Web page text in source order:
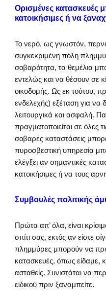
Ορισμένες κατασκευές
κατοικήσιμες ή να
Το νερό, ως γνωστόν,
συγκεκριμένη πόλη
σοβαρότητα, τα θεμέλια
εντελώς και να θέσουν σε
οικοδομής. Ως εκ τούτου,
ενδελεχής) εξέταση για να
λειτουργικά και ασφαλή.
πραγματοποιείται σε όλες
σοβαρές καταστάσεις
πυροσβεστική υπηρεσία
ελέγξει αν σημαντικές
κατοικήσιμες ή να τους
Συμβουλές πολιτικής
Πρώτα απ’ όλα, είναι
σπίτι σας, εκτός αν είστε
πλημμύρες μπορούν να
κατασκευές, όπως είδαμε,
ασταθείς. Συνιστάται να
ειδικού πριν ξαναμπείτε.